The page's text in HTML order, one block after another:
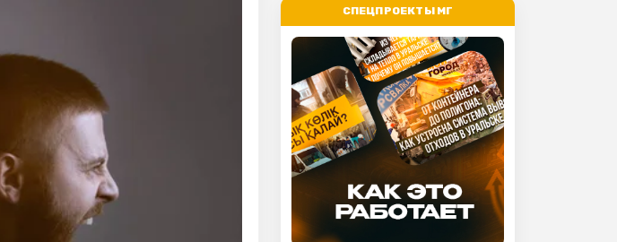
СПЕЦПРОЕКТЫ МГ